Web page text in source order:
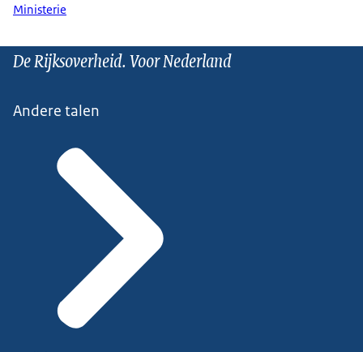
Ministerie
De Rijksoverheid. Voor Nederland
Andere talen